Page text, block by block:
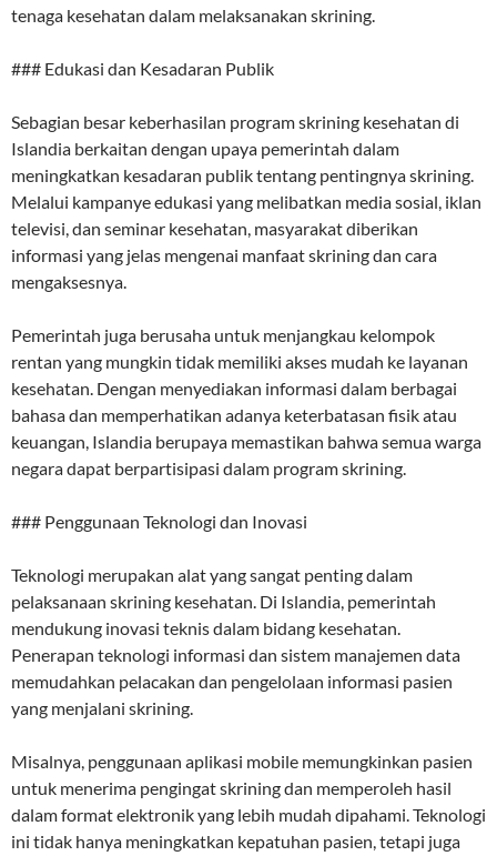
tenaga kesehatan dalam melaksanakan skrining.
### Edukasi dan Kesadaran Publik
Sebagian besar keberhasilan program skrining kesehatan di
Islandia berkaitan dengan upaya pemerintah dalam
meningkatkan kesadaran publik tentang pentingnya skrining.
Melalui kampanye edukasi yang melibatkan media sosial, iklan
televisi, dan seminar kesehatan, masyarakat diberikan
informasi yang jelas mengenai manfaat skrining dan cara
mengaksesnya.
Pemerintah juga berusaha untuk menjangkau kelompok
rentan yang mungkin tidak memiliki akses mudah ke layanan
kesehatan. Dengan menyediakan informasi dalam berbagai
bahasa dan memperhatikan adanya keterbatasan fisik atau
keuangan, Islandia berupaya memastikan bahwa semua warga
negara dapat berpartisipasi dalam program skrining.
### Penggunaan Teknologi dan Inovasi
Teknologi merupakan alat yang sangat penting dalam
pelaksanaan skrining kesehatan. Di Islandia, pemerintah
mendukung inovasi teknis dalam bidang kesehatan.
Penerapan teknologi informasi dan sistem manajemen data
memudahkan pelacakan dan pengelolaan informasi pasien
yang menjalani skrining.
Misalnya, penggunaan aplikasi mobile memungkinkan pasien
untuk menerima pengingat skrining dan memperoleh hasil
dalam format elektronik yang lebih mudah dipahami. Teknologi
ini tidak hanya meningkatkan kepatuhan pasien, tetapi juga